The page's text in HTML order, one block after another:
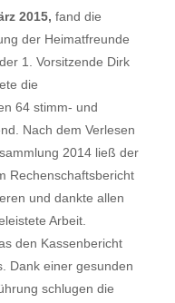
2015, fand die
der Heimatfreunde
1. Vorsitzende Dirk
die
64 stimm- und
Nach dem Verlesen
2014 ließ der
Rechenschaftsbericht
und dankte allen
Arbeit.
den Kassenbericht
Dank einer gesunden
schlugen die